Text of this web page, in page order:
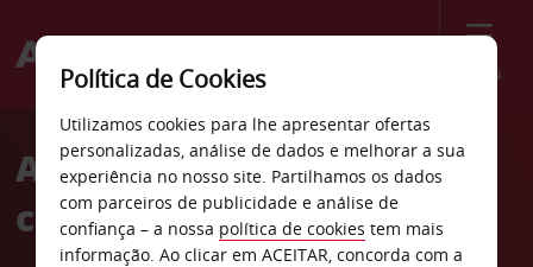
Menu
Welcome
AvisAluguer de
carros Hiawatha
Política de Cookies
Utilizamos cookies para lhe apresentar ofertas
personalizadas, análise de dados e melhorar a sua
experiência no nosso site. Partilhamos os dados
com parceiros de publicidade e análise de
confiança – a nossa política de cookies tem mais
informação. Ao clicar em ACEITAR, concorda com a